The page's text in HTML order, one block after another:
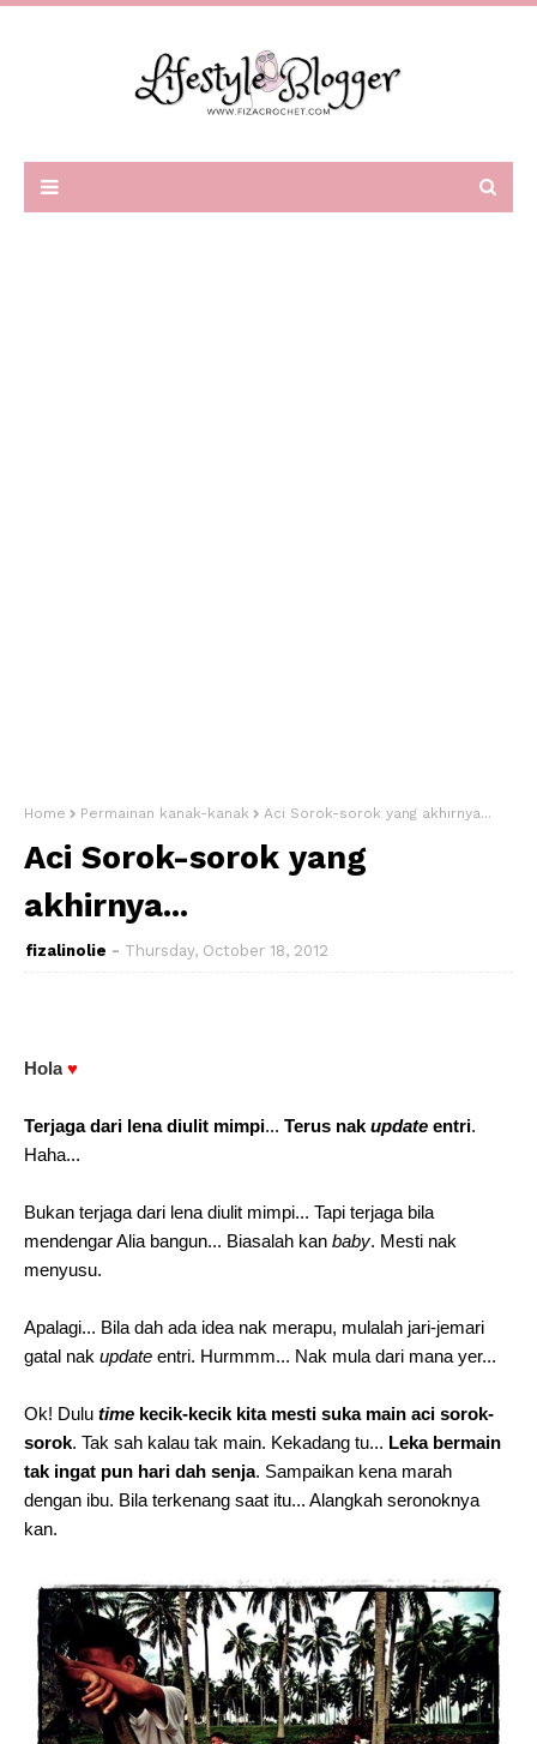
Home Permainan kanak-kanak Aci Sorok-sorok yang akhirnya...
Aci Sorok-sorok yang
akhirnya...
fizalinolie Thursday, October 18, 2012
Hola ♥
Terjaga dari lena diulit mimpi... Terus nak update entri.
Haha...
Bukan terjaga dari lena diulit mimpi... Tapi terjaga bila
mendengar Alia bangun... Biasalah kan baby. Mesti nak
menyusu.
Apalagi... Bila dah ada idea nak merapu, mulalah jari-jemari
gatal nak update entri. Hurmmm... Nak mula dari mana yer...
Ok! Dulu time kecik-kecik kita mesti suka main aci sorok-
sorok. Tak sah kalau tak main. Kekadang tu... Leka bermain
tak ingat pun hari dah senja. Sampaikan kena marah
dengan ibu. Bila terkenang saat itu... Alangkah seronoknya
kan.